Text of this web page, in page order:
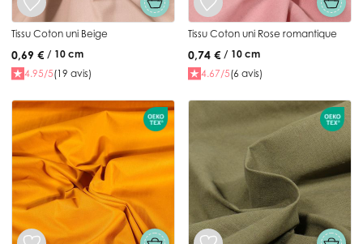
Tissu Coton uni Beige
0,69 € / 10 cm
4.95/5(19 avis)
Tissu Coton uni Rose romantique
0,74 € / 10 cm
4.67/5(6 avis)